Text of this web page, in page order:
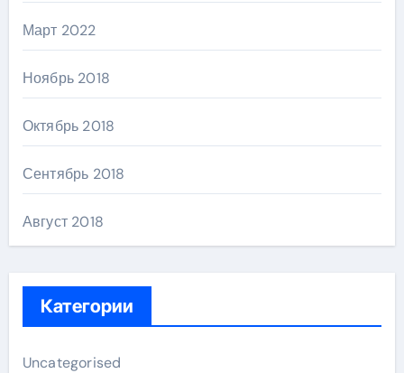
Март 2022
Ноябрь 2018
Октябрь 2018
Сентябрь 2018
Август 2018
Категории
Uncategorised